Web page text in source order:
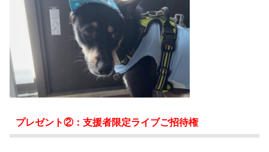
プレゼント②： 支援者限定ライブご招待権